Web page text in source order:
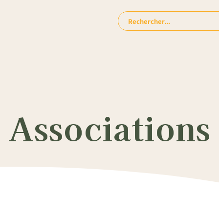
Rechercher: